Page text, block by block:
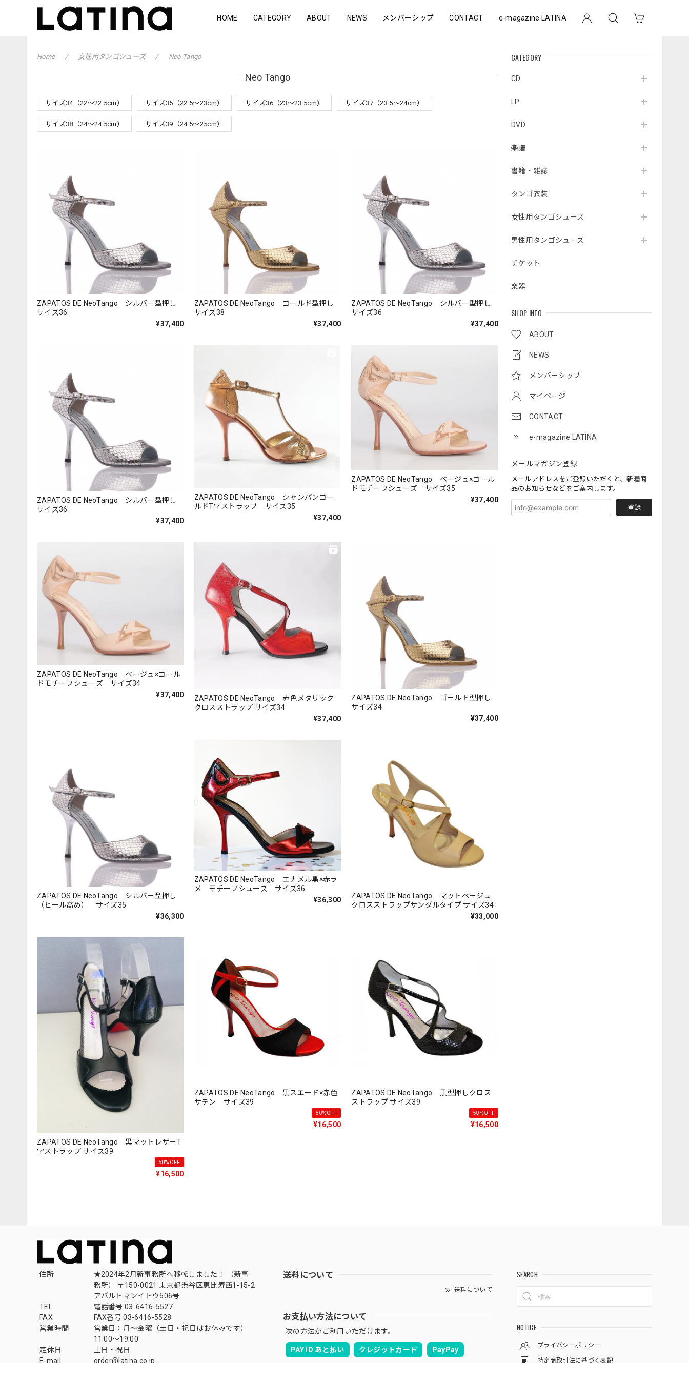
HOME CATEGORY ABOUT NEWS メンバーシップ CONTACT e-magazine LATINA
CATEGORY
CD
LP
DVD
楽譜
書籍・雑誌
タンゴ衣装
女性用タンゴシューズ
男性用タンゴシューズ
チケット
楽器
SHOP INFO
ABOUT
NEWS
メンバーシップ
マイページ
CONTACT
e-magazine LATINA
メールマガジン登録
メールアドレスをご登録いただくと、新着商
品のお知らせなどをご案内します。
登録
Home 女性用タンゴシューズ Neo Tango
Neo Tango
サイズ34（22〜22.5cm） サイズ35（22.5〜23cm） サイズ36（23〜23.5cm） サイズ37（23.5〜24cm）
サイズ38（24〜24.5cm） サイズ39（24.5〜25cm）
ZAPATOS DE NeoTango シルバー型押し
サイズ36
¥37,400
ZAPATOS DE NeoTango ゴールド型押し
サイズ38
¥37,400
ZAPATOS DE NeoTango シルバー型押し
サイズ36
¥37,400
ZAPATOS DE NeoTango シルバー型押し
サイズ36
¥37,400
ZAPATOS DE NeoTango シャンパンゴー
ルドT字ストラップ サイズ35
¥37,400
ZAPATOS DE NeoTango ベージュ×ゴール
ドモチーフシューズ サイズ35
¥37,400
ZAPATOS DE NeoTango ベージュ×ゴール
ドモチーフシューズ サイズ34
¥37,400
ZAPATOS DE NeoTango 赤色メタリック
クロスストラップ サイズ34
¥37,400
ZAPATOS DE NeoTango ゴールド型押し
サイズ34
¥37,400
ZAPATOS DE NeoTango シルバー型押し
（ヒール高め） サイズ35
¥36,300
ZAPATOS DE NeoTango エナメル黒×赤ラ
メ モチーフシューズ サイズ36
¥36,300
ZAPATOS DE NeoTango マットベージュ
クロスストラップサンダルタイプ サイズ34
¥33,000
ZAPATOS DE NeoTango 黒マットレザーT
字ストラップ サイズ39
50%OFF
¥16,500
ZAPATOS DE NeoTango 黒スエード×赤色
サテン サイズ39
50%OFF
¥16,500
ZAPATOS DE NeoTango 黒型押しクロス
ストラップ サイズ39
50%OFF
¥16,500
住所
★2024年2月新事務所へ移転しました！ （新事
務所） 〒150-0021 東京都渋谷区恵比寿西1-15-2
アパルトマンイトウ506号
TEL
電話番号 03-6416-5527
FAX
FAX番号 03-6416-5528
営業時間
営業日：月〜金曜（土日・祝日はお休みです）
11:00〜19:00
定休日
土日・祝日
E-mail
order@latina.co.jp
送料について
送料について
お支払い方法について
次の方法がご利用いただけます。
PAY ID あと払い クレジットカード PayPay
SEARCH
NOTICE
プライバシーポリシー
特定商取引法に基づく表記